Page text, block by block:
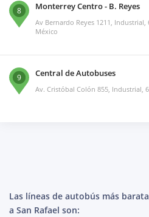
8 Monterrey Centro - B. Reyes
Av Bernardo Reyes 1211,
México
9 Central de Autobuses
Av. Cristóbal Colón 855, Industrial,
Las líneas de autobús más
a San Rafael son: